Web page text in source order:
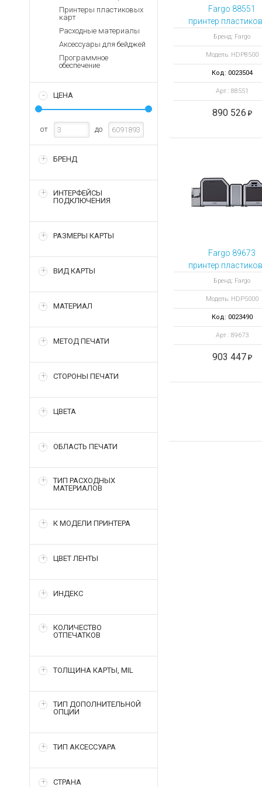
Запасные
Терминалы
оплаты
Зарядные устройства
Архивные товары
Принтеры пластиковых
карт
Расходные материалы
Аксессуары для бейджей
Программное
обеспечение
ЦЕНА
от до
БРЕНД
ИНТЕРФЕЙСЫ
ПОДКЛЮЧЕНИЯ
РАЗМЕРЫ КАРТЫ
ВИД КАРТЫ
МАТЕРИАЛ
МЕТОД ПЕЧАТИ
СТОРОНЫ ПЕЧАТИ
ЦВЕТА
ОБЛАСТЬ ПЕЧАТИ
ТИП РАСХОДНЫХ
МАТЕРИАЛОВ
К МОДЕЛИ ПРИНТЕРА
ЦВЕТ ЛЕНТЫ
ИНДЕКС
КОЛИЧЕСТВО
ОТПЕЧАТКОВ
ТОЛЩИНА КАРТЫ, MIL
ТИП ДОПОЛНИТЕЛЬНОЙ
ОПЦИИ
ТИП АКСЕССУАРА
СТРАНА
Fargo 88551
принтер
Бренд: Fargo
Модель: HDP8500
Код: 0023504
Арт.: 88551
890 526
Fargo 89673
принтер
Бренд: Fargo
Модель: HDP5000
Код: 0023490
Арт.: 89673
903 447